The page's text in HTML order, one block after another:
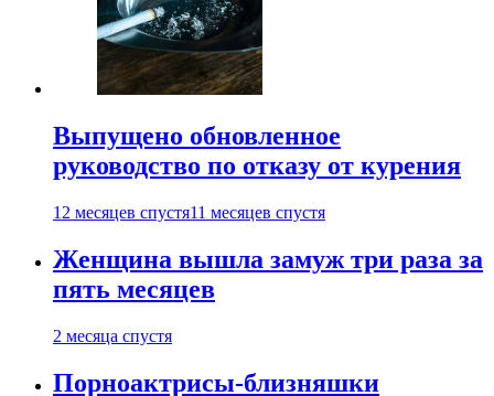
Выпущено обновленное
руководство по отказу от курения
12 месяцев спустя11 месяцев спустя
Женщина вышла замуж три раза за
пять месяцев
2 месяца спустя
Порноактрисы-близняшки